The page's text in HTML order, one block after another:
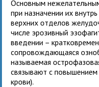
Основным
при назначении их
верхних отделов
числе эрозивный
введении –
сопровождающаяся
называемая
связывают с повышением
крови).